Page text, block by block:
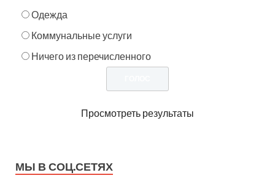
Одежда
Коммунальные услуги
Ничего из перечисленного
Просмотреть результаты
МЫ В СОЦ.СЕТЯХ